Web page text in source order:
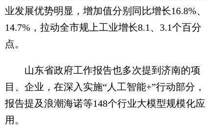
业发展优势明显，增加值分别同比增长16.8%、
14.7%，拉动全市规上工业增长8.1、3.1个百分
点。
山东省政府工作报告也多次提到济南的项
目、企业，在深入实施“人工智能+”行动部分，
报告提及浪潮海诺等148个行业大模型规模化应
用。